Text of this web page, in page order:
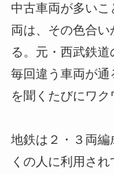
中古車両が多い
両は、その色合
る。元・西武鉄道
毎回違う車両が
を聞くたびにワク
地鉄は２・３両編
くの人に利用さ